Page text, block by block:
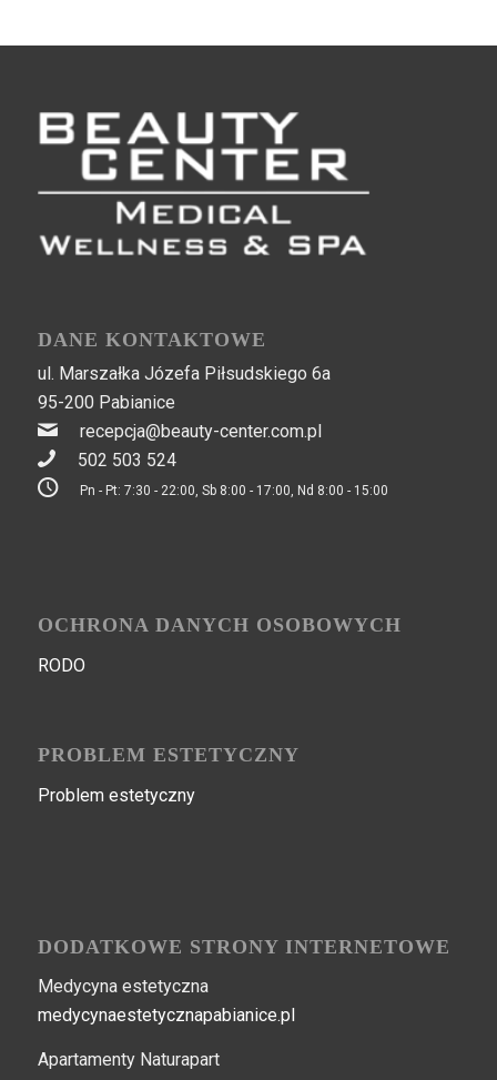
DANE KONTAKTOWE
ul. Marszałka Józefa Piłsudskiego 6a
95-200 Pabianice
recepcja@beauty-center.com.pl
502 503 524
Pn - Pt: 7:30 - 22:00, Sb 8:00 - 17:00, Nd 8:00 - 15:00
OCHRONA DANYCH OSOBOWYCH
RODO
PROBLEM ESTETYCZNY
Problem estetyczny
DODATKOWE STRONY INTERNETOWE
Medycyna estetyczna
medycynaestetycznapabianice.pl
Apartamenty Naturapart